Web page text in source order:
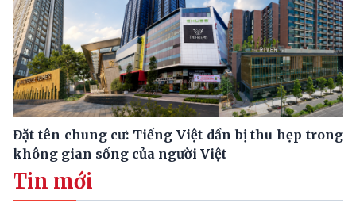
Đặt tên chung cư: Tiếng Việt dần bị thu hẹp trong
không gian sống của người Việt
Tin mới